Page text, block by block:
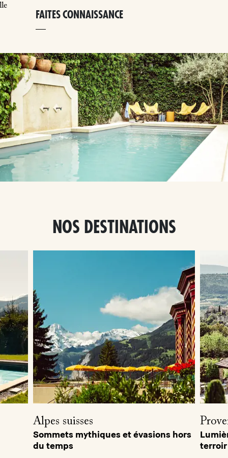
FAITES CONNAISSANCE
NOS DESTINATIONS
Alpes suisses
Sommets mythiques et évasions hors
du temps
terroir